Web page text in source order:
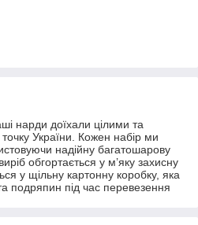
нарди доїхали цілими та
України. Кожен набір ми
надійну багатошарову
обгортається у м’яку захисну
у щільну картонну коробку, яка
подряпин під час перевезення